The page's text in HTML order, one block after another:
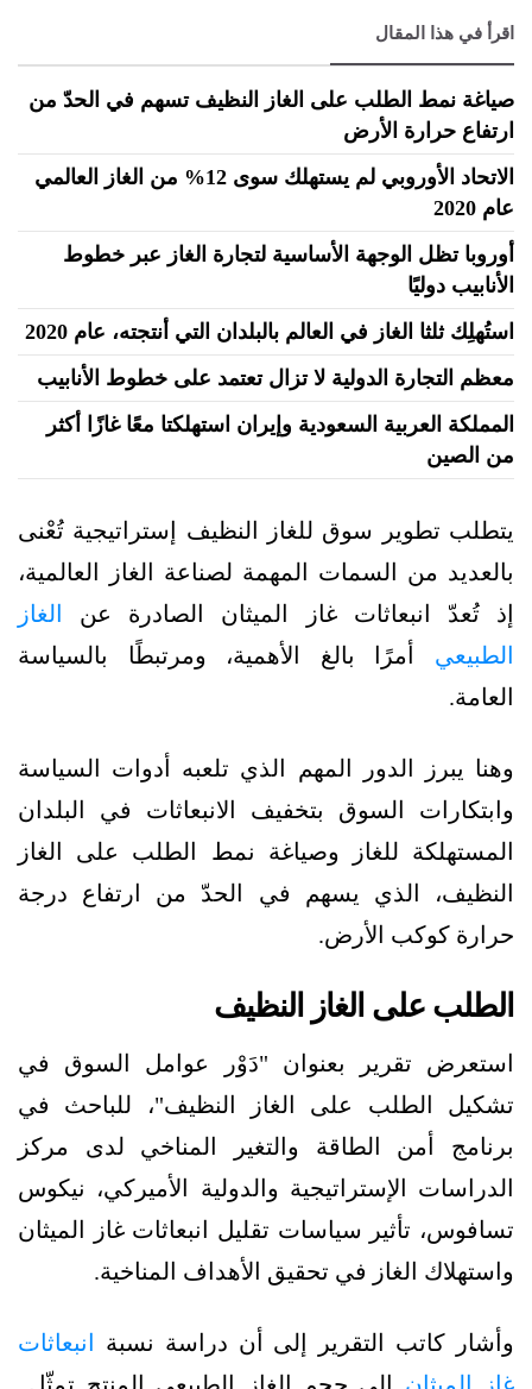
اقرأ في هذا المقال
صياغة نمط الطلب على الغاز النظيف تسهم في الحدّ من
ارتفاع حرارة الأرض
الاتحاد الأوروبي لم يستهلك سوى 12% من الغاز العالمي
عام 2020
أوروبا تظل الوجهة الأساسية لتجارة الغاز عبر خطوط
الأنابيب دوليًا
استُهلِك ثلثا الغاز في العالم بالبلدان التي أنتجته، عام 2020
معظم التجارة الدولية لا تزال تعتمد على خطوط الأنابيب
المملكة العربية السعودية وإيران استهلكتا معًا غازًا أكثر
من الصين
يتطلب تطوير سوق للغاز النظيف إستراتيجية تُعْنى
بالعديد من السمات المهمة لصناعة الغاز العالمية،
إذ تُعدّ انبعاثات غاز الميثان الصادرة عن الغاز
الطبيعي أمرًا بالغ الأهمية، ومرتبطًا بالسياسة
العامة.
وهنا يبرز الدور المهم الذي تلعبه أدوات السياسة
وابتكارات السوق بتخفيف الانبعاثات في البلدان
المستهلكة للغاز وصياغة نمط الطلب على الغاز
النظيف، الذي يسهم في الحدّ من ارتفاع درجة
حرارة كوكب الأرض.
الطلب على الغاز النظيف
استعرض تقرير بعنوان "دَوْر عوامل السوق في
تشكيل الطلب على الغاز النظيف"، للباحث في
برنامج أمن الطاقة والتغير المناخي لدى مركز
الدراسات الإستراتيجية والدولية الأميركي، نيكوس
تسافوس، تأثير سياسات تقليل انبعاثات غاز الميثان
واستهلاك الغاز في تحقيق الأهداف المناخية.
وأشار كاتب التقرير إلى أن دراسة نسبة
انبعاثات